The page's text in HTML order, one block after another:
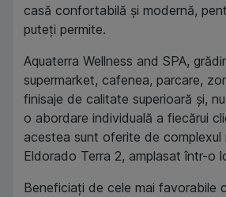
casă confortabilă și modernă,
puteți permite.
Aquaterra Wellness and SPA,
supermarket, cafenea, parcare,
finisaje de calitate superioară și,
o abordare individuală a fiecărui
acestea sunt oferite de complexul
Eldorado Terra 2, amplasat într-o
Beneficiați de cele mai favorabile